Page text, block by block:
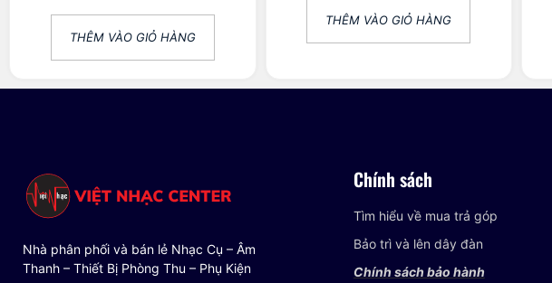
THÊM VÀO GIỎ HÀNG
THÊM VÀO GIỎ HÀNG
Nhà phân phối và bán lẻ Nhạc Cụ – Âm
Thanh – Thiết Bị Phòng Thu – Phụ Kiện
Chính sách
Tìm hiểu về mua trả góp
Bảo trì và lên dây đàn
Chính sách bảo hành